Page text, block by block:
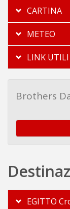
CARTINA
METEO
LINK UTILI
Brothers
EGITTO